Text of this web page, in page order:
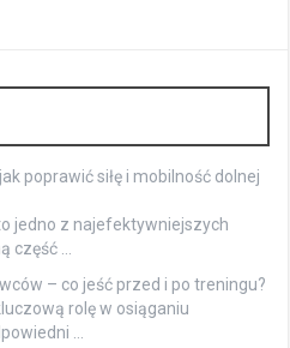
poprawić siłę i mobilność dolnej
jedno z najefektywniejszych
część …
– co jeść przed i po treningu?
rolę w osiąganiu
…